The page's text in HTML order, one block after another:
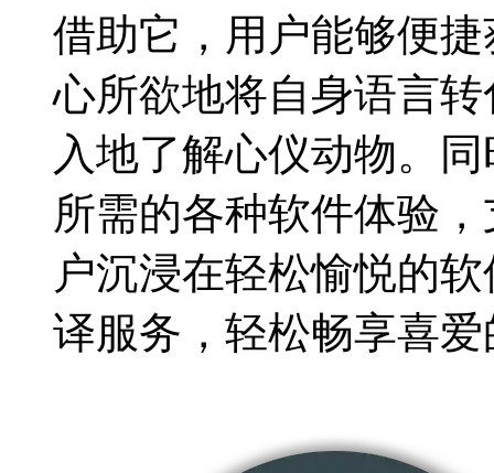
借助它，用户能够便
心所欲地将自身语言
入地了解心仪动物。
所需的各种软件体验
户沉浸在轻松愉悦的
译服务，轻松畅享喜